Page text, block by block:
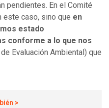
pendientes. En el Comité
caso, sino que en
estado
conforme a lo que nos
Evaluación Ambiental) que
>